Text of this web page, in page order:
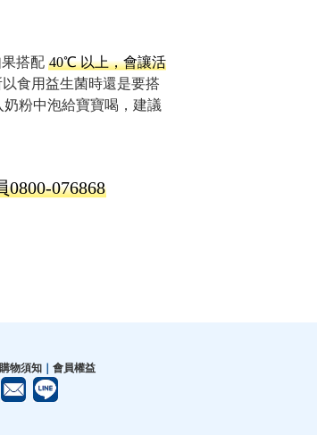
搭配 40℃ 以上，會讓活
以食用益生菌時還是要搭
粉中泡給寶寶喝，建議
076868
購物須知｜ 會員權益